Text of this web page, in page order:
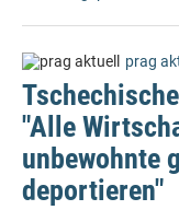
prag
"Alle
unbewohnte
deportieren"